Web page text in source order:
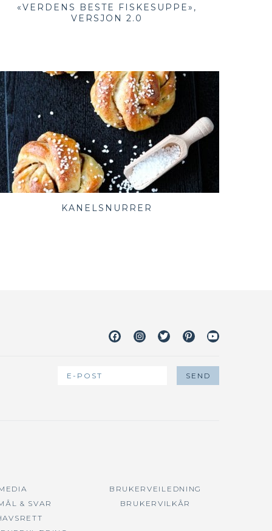
«VERDENS BESTE FISKESUPPE»,
VERSJON 2.0
KANELSNURRER
FacebookInstagramTwitterPinterestYoutube
& SVAR
BRUKERVEILEDNING
BRUKERVILKÅR